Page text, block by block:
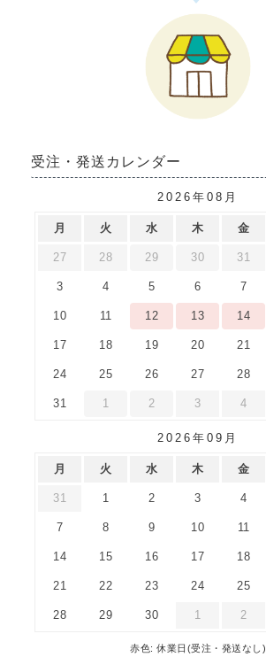
受注・発送カレンダー
2026年08月
月 火 水 木 金
27 28 29 30 31
3 4 5 6 7
10 11 12 13 14
17 18 19 20 21
24 25 26 27 28
31 1 2 3 4
2026年09月
月 火 水 木 金
31 1 2 3 4
7 8 9 10 11
14 15 16 17 18
21 22 23 24 25
28 29 30 1 2
赤色: 休業日(受注・発送なし)